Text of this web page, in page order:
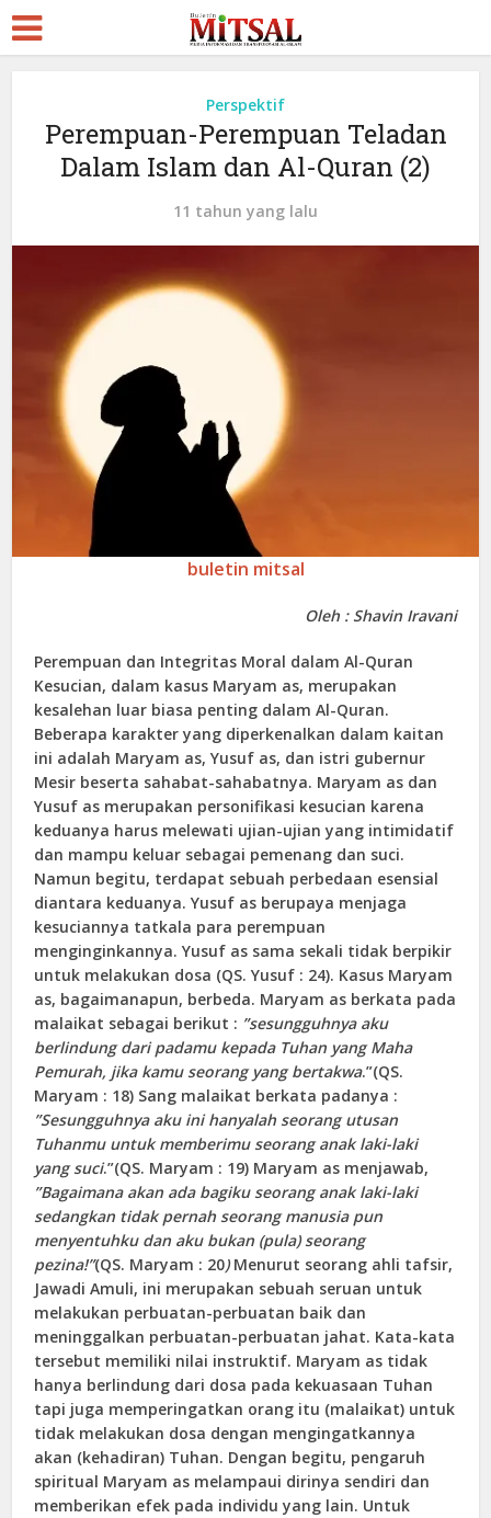
Perspektif
Perempuan-Perempuan Teladan
Dalam Islam dan Al-Quran (2)
11 tahun yang lalu
buletin mitsal
Oleh : Shavin Iravani
Perempuan dan Integritas Moral dalam Al-Quran
Kesucian, dalam kasus Maryam as, merupakan
kesalehan luar biasa penting dalam Al-Quran.
Beberapa karakter yang diperkenalkan dalam kaitan
ini adalah Maryam as, Yusuf as, dan istri gubernur
Mesir beserta sahabat-sahabatnya. Maryam as dan
Yusuf as merupakan personifikasi kesucian karena
keduanya harus melewati ujian-ujian yang intimidatif
dan mampu keluar sebagai pemenang dan suci.
Namun begitu, terdapat sebuah perbedaan esensial
diantara keduanya. Yusuf as berupaya menjaga
kesuciannya tatkala para perempuan
menginginkannya. Yusuf as sama sekali tidak berpikir
untuk melakukan dosa (QS. Yusuf : 24). Kasus Maryam
as, bagaimanapun, berbeda. Maryam as berkata pada
malaikat sebagai berikut : ”sesungguhnya aku
berlindung dari padamu kepada Tuhan yang Maha
Pemurah, jika kamu seorang yang bertakwa.”(QS.
Maryam : 18) Sang malaikat berkata padanya :
”Sesungguhnya aku ini hanyalah seorang utusan
Tuhanmu untuk memberimu seorang anak laki-laki
yang suci.”(QS. Maryam : 19) Maryam as menjawab,
”Bagaimana akan ada bagiku seorang anak laki-laki
sedangkan tidak pernah seorang manusia pun
menyentuhku dan aku bukan (pula) seorang
pezina!”(QS. Maryam : 20)Menurut seorang ahli tafsir,
Jawadi Amuli, ini merupakan sebuah seruan untuk
melakukan perbuatan-perbuatan baik dan
meninggalkan perbuatan-perbuatan jahat. Kata-kata
tersebut memiliki nilai instruktif. Maryam as tidak
hanya berlindung dari dosa pada kekuasaan Tuhan
tapi juga memperingatkan orang itu (malaikat) untuk
tidak melakukan dosa dengan mengingatkannya
akan (kehadiran) Tuhan. Dengan begitu, pengaruh
spiritual Maryam as melampaui dirinya sendiri dan
memberikan efek pada individu yang lain. Untuk